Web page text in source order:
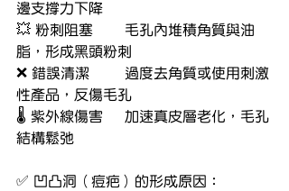
邊支撐力下降
💥 粉刺阻塞	毛孔內堆積角質與油
脂，形成黑頭粉刺
❌ 錯誤清潔	過度去角質或使用刺激
性產品，反傷毛孔
🌡 紫外線傷害	加速真皮層老化，毛孔
結構鬆弛
✅ 凹凸洞（痘疤）的形成原因：